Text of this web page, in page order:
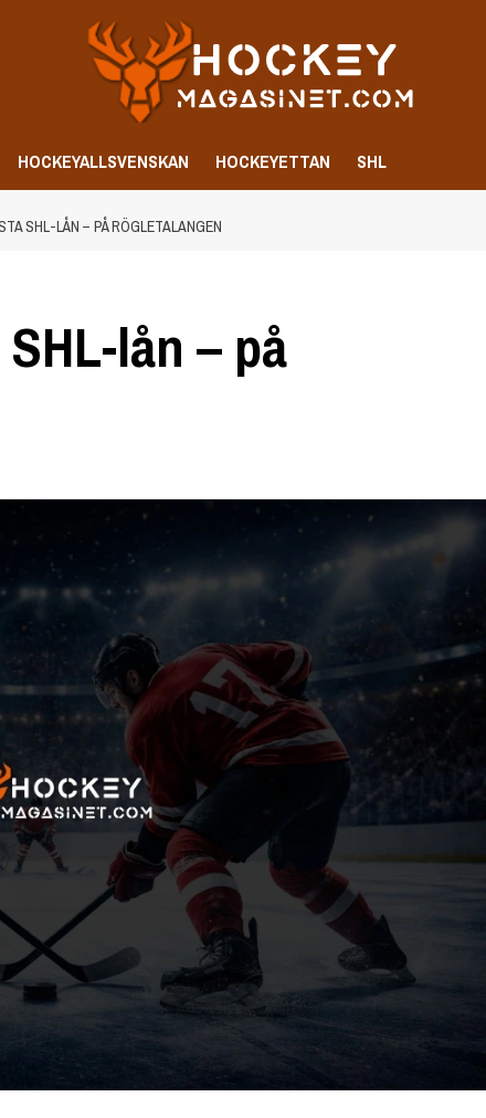
HOCKEYALLSVENSKAN HOCKEYETTAN SHL
SHL-LÅN – PÅ RÖGLETALANGEN
lån – på